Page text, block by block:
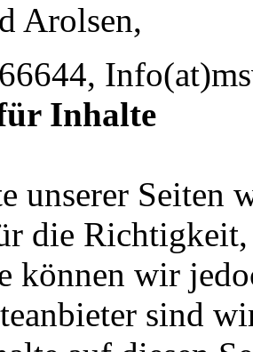
Arolsen,
Inhalte
unserer Seiten
die
können wir
sind